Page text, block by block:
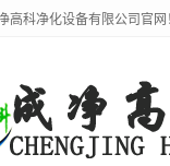
高科净化设备有限公司官